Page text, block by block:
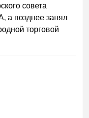
совета
а позднее занял
торговой